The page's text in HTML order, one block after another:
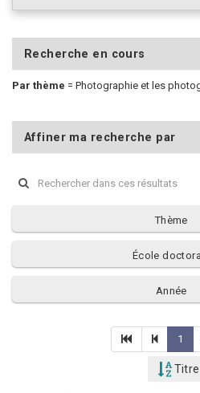
Recherche en cours
Par thème = Photographie et les
Affiner ma recherche par
Thème
École
Année
1
Titre